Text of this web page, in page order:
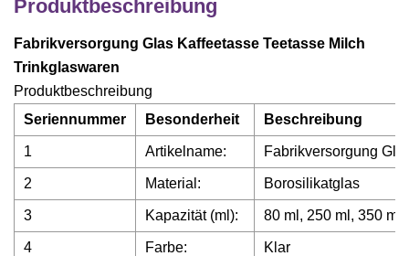
Produktbeschreibung
Fabrikversorgung Glas Kaffeetasse Teetasse Milch
Trinkglaswaren
Produktbeschreibung
Seriennummer
Besonderheit Beschreibung
1 Artikelname: Fabrikversorgung
2 Material: Borosilikatglas
3 Kapazität (ml): 80 ml, 250 ml, 350
4 Farbe: Klar